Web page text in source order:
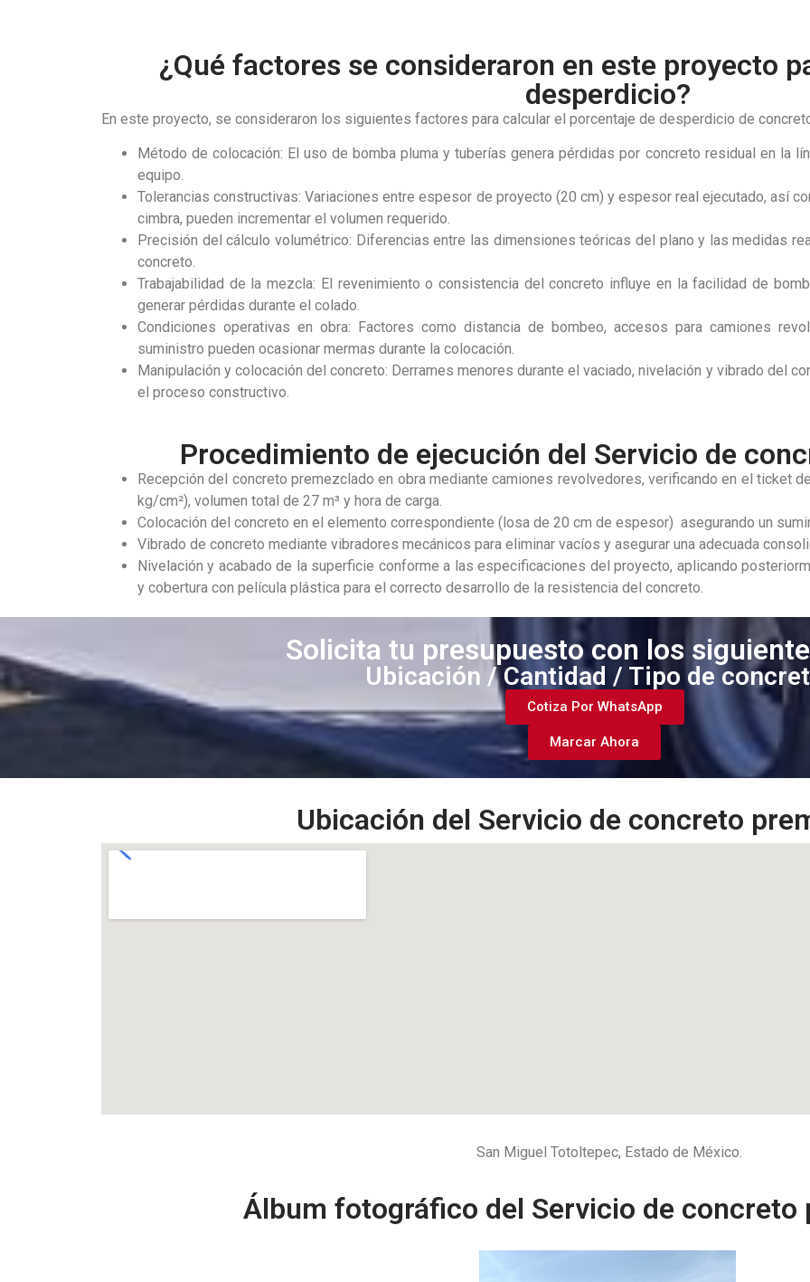
¿Qué factores se consideraron en este proyecto
desperdicio?
En este proyecto, se consideraron los siguientes factores para calcular el porcentaje de desperdicio de
Método de colocación: El uso de bomba pluma y tuberías genera pérdidas por concreto residual en la
equipo.
Tolerancias constructivas: Variaciones entre espesor de proyecto (20 cm) y espesor real ejecutado, así
cimbra, pueden incrementar el volumen requerido.
Precisión del cálculo volumétrico: Diferencias entre las dimensiones teóricas del plano y las medidas
concreto.
Trabajabilidad de la mezcla: El revenimiento o consistencia del concreto influye en la facilidad de
generar pérdidas durante el colado.
Condiciones operativas en obra: Factores como distancia de bombeo, accesos para camiones
suministro pueden ocasionar mermas durante la colocación.
Manipulación y colocación del concreto: Derrames menores durante el vaciado, nivelación y vibrado del
el proceso constructivo.
Procedimiento de ejecución del Servicio de
Recepción del concreto premezclado en obra mediante camiones revolvedores, verificando en el ticket
kg/cm²), volumen total de 27 m³ y hora de carga.
Colocación del concreto en el elemento correspondiente (losa de 20 cm de espesor) asegurando un
Vibrado de concreto mediante vibradores mecánicos para eliminar vacíos y asegurar una adecuada
Nivelación y acabado de la superficie conforme a las especificaciones del proyecto, aplicando
y cobertura con película plástica para el correcto desarrollo de la resistencia del concreto.
Solicita tu presupuesto con los
Ubicación / Cantidad / Tipo de
Cotiza Por WhatsApp
Marcar Ahora
Ubicación del Servicio de concreto
San Miguel Totoltepec, Estado de México.
Álbum fotográfico del Servicio de concreto